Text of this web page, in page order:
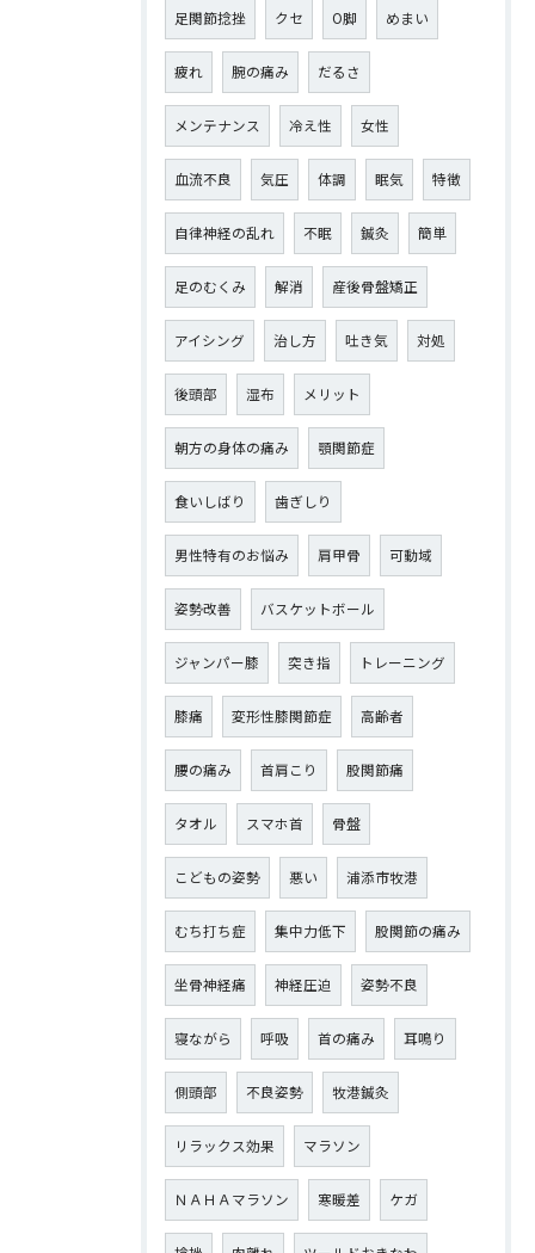
足関節捻挫 クセ O脚 めまい
疲れ 腕の痛み だるさ
メンテナンス 冷え性 女性
血流不良 気圧 体調 眠気 特徴
自律神経の乱れ 不眠 鍼灸 簡単
足のむくみ 解消 産後骨盤矯正
アイシング 治し方 吐き気 対処
後頭部 湿布 メリット
朝方の身体の痛み 顎関節症
食いしばり 歯ぎしり
男性特有のお悩み 肩甲骨 可動域
姿勢改善 バスケットボール
ジャンパー膝 突き指 トレーニング
膝痛 変形性膝関節症 高齢者
腰の痛み 首肩こり 股関節痛
タオル スマホ首 骨盤
こどもの姿勢 悪い 浦添市牧港
むち打ち症 集中力低下 股関節の痛み
坐骨神経痛 神経圧迫 姿勢不良
寝ながら 呼吸 首の痛み 耳鳴り
側頭部 不良姿勢 牧港鍼灸
リラックス効果 マラソン
ＮＡＨＡマラソン 寒暖差 ケガ